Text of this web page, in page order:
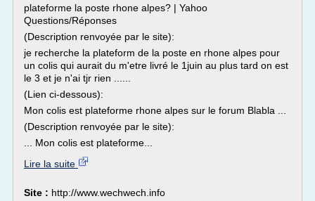
plateforme la poste rhone alpes? | Yahoo
Questions/Réponses
(Description renvoyée par le site):
je recherche la plateform de la poste en rhone alpes pour
un colis qui aurait du m'etre livré le 1juin au plus tard on est
le 3 et je n'ai tjr rien ......
(Lien ci-dessous):
Mon colis est plateforme rhone alpes sur le forum Blabla ...
(Description renvoyée par le site):
... Mon colis est plateforme...
Lire la suite
Site : http://www.wechwech.info